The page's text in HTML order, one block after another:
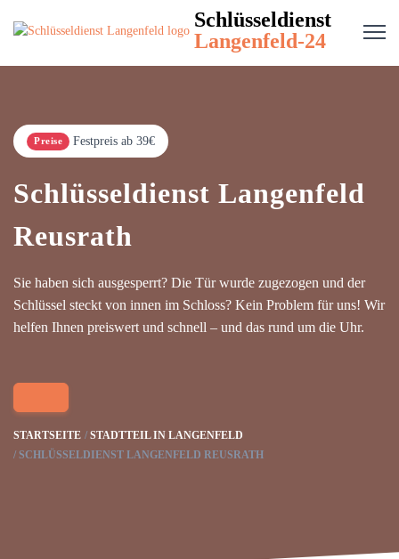
Schlüsseldienst
Langenfeld-24
Preise Festpreis ab 39€
Schlüsseldienst Langenfeld
Reusrath
Sie haben sich ausgesperrt? Die Tür wurde zugezogen und der
Schlüssel steckt von innen im Schloss? Kein Problem für uns! Wir
helfen Ihnen preiswert und schnell – und das rund um die Uhr.
STARTSEITE
STADTTEIL IN LANGENFELD
SCHLÜSSELDIENST LANGENFELD REUSRATH